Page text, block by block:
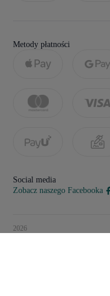
Metody płatności
Social media
Zobacz naszego Facebooka
2026